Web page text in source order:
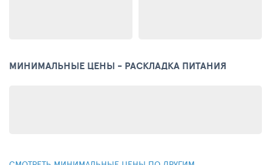
МИНИМАЛЬНЫЕ ЦЕНЫ - РАСКЛАДКА ПИТАНИЯ